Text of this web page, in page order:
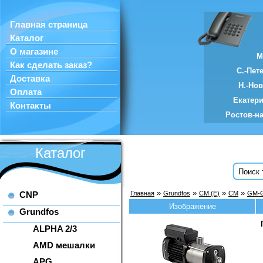
Главная страница
Каталог
О магазине
Как сделать заказ?
Доставка
Оплата
Контакты
С.-
Н.-
Ростов-
Каталог
CNP
Grundfos
ALPHA 2/3
AMD мешалки
Главная » Grundfos » CM (E) » CM » GM-
Изображение